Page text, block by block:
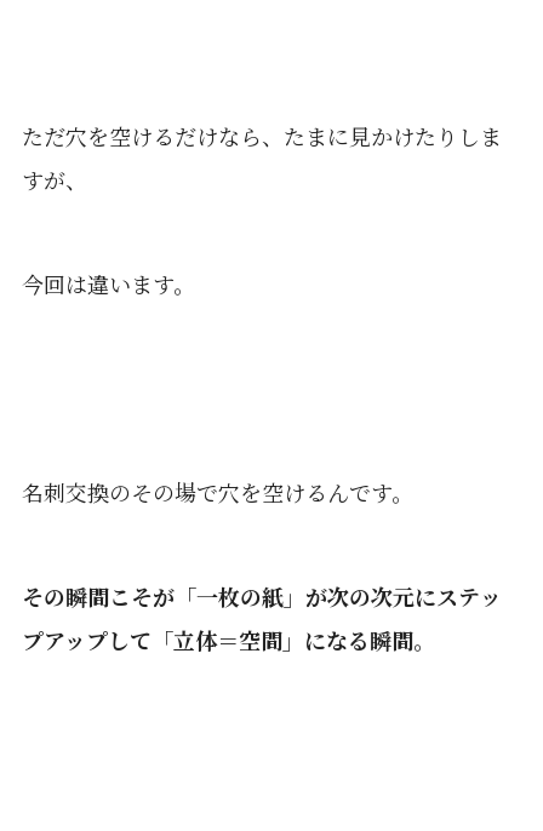
ただ穴を空けるだけなら、たまに見かけたりしま
すが、
今回は違います。
名刺交換のその場で穴を空けるんです。
その瞬間こそが「一枚の紙」が次の次元にステッ
プアップして「立体＝空間」になる瞬間。